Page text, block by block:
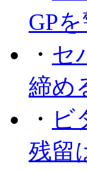
GP
・ セ
締め
・ ビ
残留